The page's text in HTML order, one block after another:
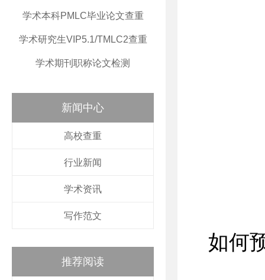
学术本科PMLC毕业论文查重
学术研究生VIP5.1/TMLC2查重
学术期刊职称论文检测
新闻中心
高校查重
行业新闻
学术资讯
写作范文
推荐阅读
如何